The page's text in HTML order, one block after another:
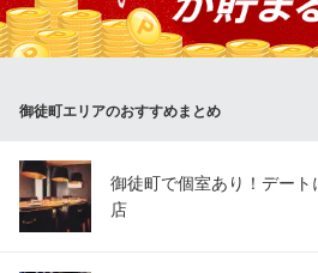
新潟・佐渡の旬と地酒 のど黒のあ
東京都台東区上野5-25-8 COCOハウス御徒町B1
御徒町エリアのおすすめまとめ
御徒町で個室あり！デー
店